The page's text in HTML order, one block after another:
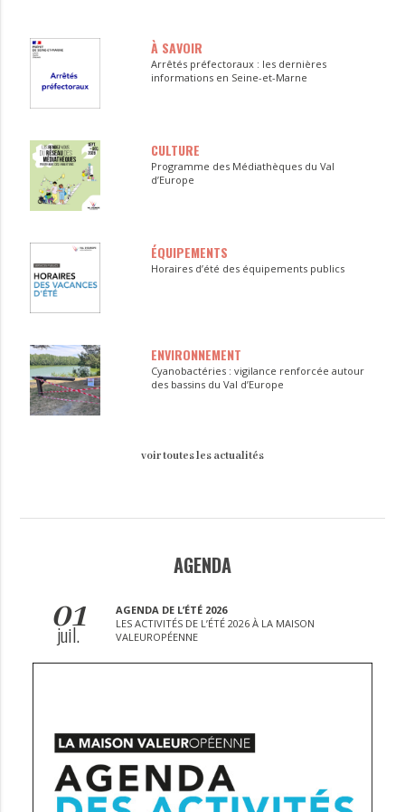
À SAVOIR
Arrêtés préfectoraux : les dernières
informations en Seine-et-Marne
CULTURE
Programme des Médiathèques du Val
d’Europe
ÉQUIPEMENTS
Horaires d’été des équipements publics
ENVIRONNEMENT
Cyanobactéries : vigilance renforcée autour
des bassins du Val d’Europe
voir toutes les actualités
AGENDA
01
juil.
AGENDA DE L’ÉTÉ 2026
LES ACTIVITÉS DE L’ÉTÉ 2026 À LA MAISON
VALEUROPÉENNE